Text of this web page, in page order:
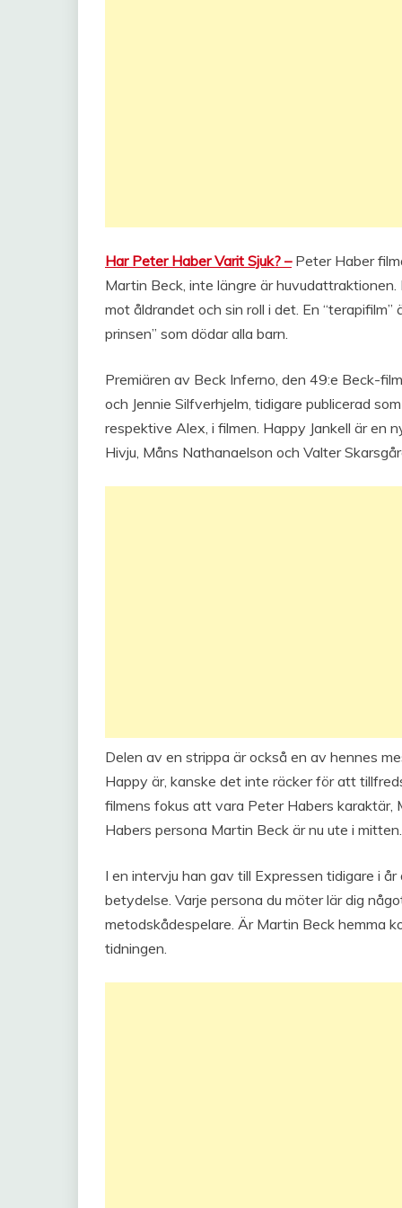
Har Peter Haber Varit Sjuk? –Peter Haber
Martin Beck, inte längre är
mot åldrandet och sin roll i det. En
prinsen” som dödar alla barn.
Premiären av Beck Inferno, den 49:e Beck-
och Jennie Silfverhjelm, tidigare publicerad
respektive Alex, i filmen. Happy Jankell är en
Hivju, Måns Nathanaelson och Valter
Delen av en strippa är också en av hennes
Happy är, kanske det inte räcker för att
filmens fokus att vara Peter Habers karaktär,
Habers persona Martin Beck är nu ute i mitten.
I en intervju han gav till Expressen tidigare i
betydelse. Varje persona du möter lär dig
metodskådespelare. Är Martin Beck hemma
tidningen.